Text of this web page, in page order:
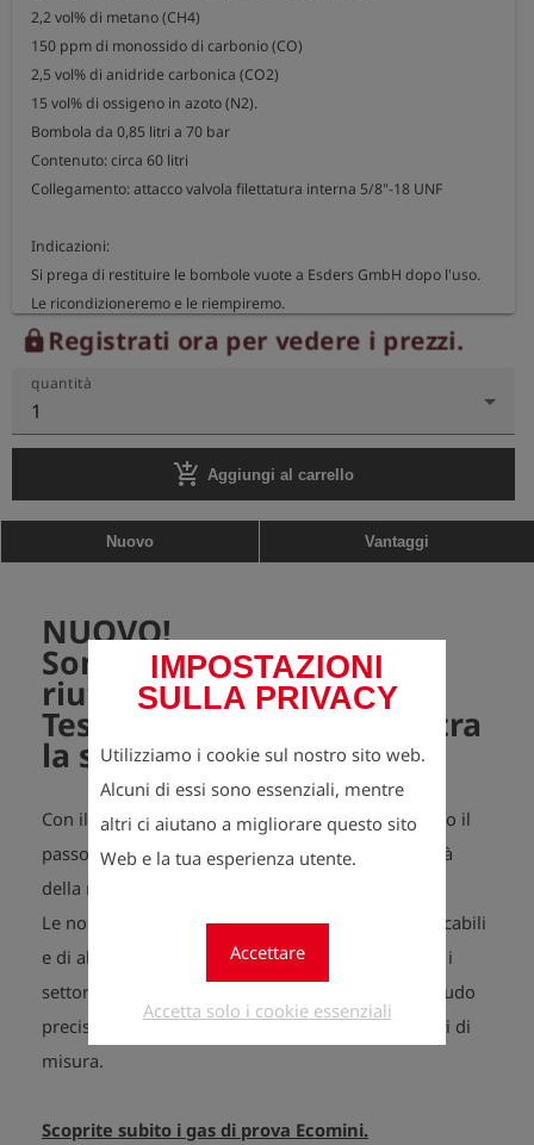
IMPOSTAZIONI
SULLA PRIVACY
Utilizziamo i cookie sul nostro sito web.
Alcuni di essi sono essenziali, mentre
altri ci aiutano a migliorare questo sito
Web e la tua esperienza utente.
Accettare
Accetta solo i cookie essenziali
2,2 vol% di metano (CH4)
150 ppm di monossido di carbonio (CO)
2,5 vol% di anidride carbonica (CO2)
15 vol% di ossigeno in azoto (N2).
Bombola da 0,85 litri a 70 bar
Contenuto: circa 60 litri
Collegamento: attacco valvola filettatura interna 5/8"-18 UNF
Indicazioni:
Si prega di restituire le bombole vuote a Esders GmbH dopo l'uso.
Le ricondizioneremo e le riempiremo.
Come ringraziamento per il vostro contributo alla tutela
dell'ambiente, riceverete un pacchetto gratuito di 100 misurazioni
Esders Connect.
Se conservato correttamente, il gas è generalmente utilizzabile fino
lockRegistrati ora per vedere i prezzi.
quantità
1
add_shopping_cart Aggiungi al carrello
Nuovo Vantaggi
NUOVO!
Sono arrivate le bombole
riutilizzabili Ecomini
Testgas! La qualità incontra
la sostenibilità
Con il gas di prova Ecomini, noi di Esders facciamo il
passo successivo verso una maggiore sostenibilità
della nostra gamma di prodotti.
Le nostre bombole di gas di prova Ecomini, ricaricabili
e di alta qualità, sono la soluzione ideale per tutti i
settori che richiedono una calibrazione e un collaudo
precisi ed ecologici di rilevatori di gas e dispositivi di
misura.
Scoprite subito i gas di prova Ecomini.